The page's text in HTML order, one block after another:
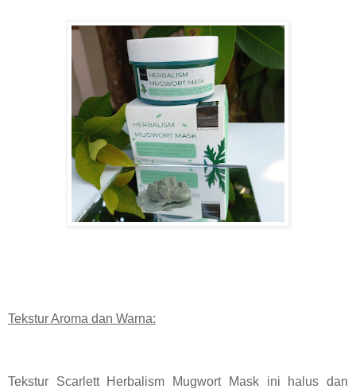
Tekstur Aroma dan Warna:
Tekstur Scarlett Herbalism Mugwort Mask ini halus dan